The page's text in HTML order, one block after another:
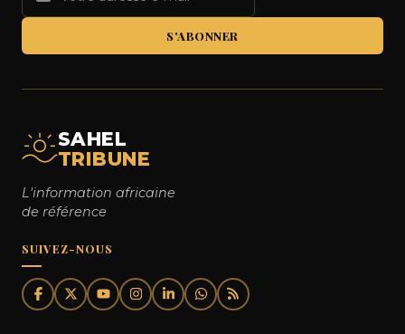
S'ABONNER
SAHEL
TRIBUNE
L'information africaine
de référence
SUIVEZ-NOUS